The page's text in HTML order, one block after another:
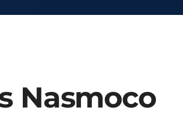
Nasmoco